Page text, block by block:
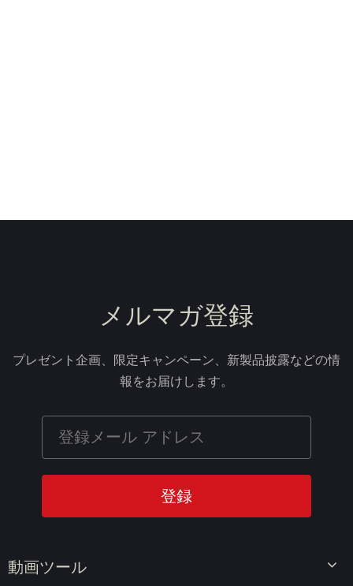
動画ツール
メルマガ登録
プレゼント企画、限定キャンペーン、新製品披露などの情
報をお届けします。